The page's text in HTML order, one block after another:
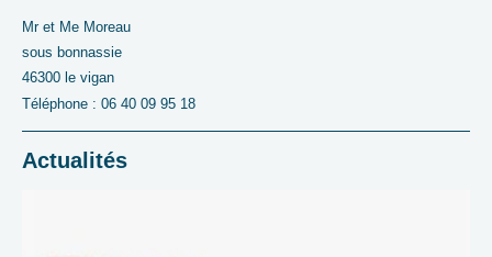
Mr et Me Moreau
sous bonnassie
46300 le vigan
Téléphone : 06 40 09 95 18
Actualités